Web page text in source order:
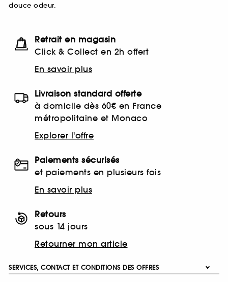
douce odeur.
Retrait en magasin
Click & Collect en 2h offert
En savoir plus
Livraison standard offerte
à domicile dès 60€ en France
métropolitaine et Monaco
Explorer l'offre
Paiements sécurisés
et paiements en plusieurs fois
En savoir plus
Retours
sous 14 jours
Retourner mon article
SERVICES, CONTACT ET CONDITIONS DES OFFRES